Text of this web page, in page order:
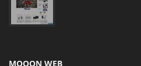
MOOON WEB